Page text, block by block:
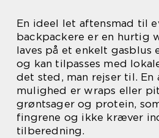
En ideel let aftensmad til
backpackere er en hurtig
laves på et enkelt gasblus
og kan tilpasses med
det sted, man rejser til.
mulighed er wraps eller
grøntsager og protein,
fingrene og ikke kræver
tilberedning.